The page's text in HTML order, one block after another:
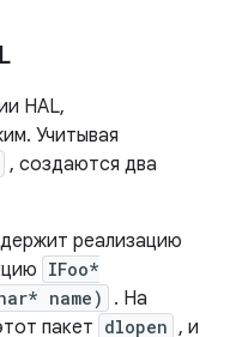
HAL,
Учитывая
, создаются два
реализацию
IFoo*
name)
. На
пакет dlopen , и